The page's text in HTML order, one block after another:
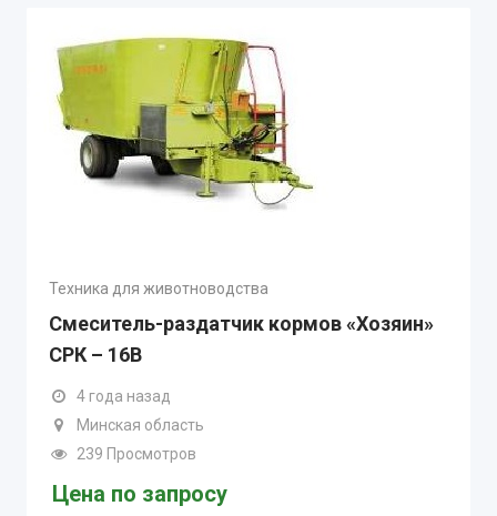
Техника для животноводства
Смеситель-раздатчик кормов «Хозяин»
СРК – 16В
4 года назад
Минская область
239 Просмотров
Цена по запросу